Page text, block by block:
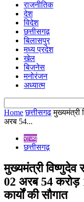
राजनीतिक
देश
विदेश
छत्तीसगढ़
बिलासपुर
मध्य प्रदेश
खेल
बिज़नेस
मनोरंजन
अध्यात्म
Home छत्तीसगढ़ मुख्यमंत्री
अरब 54...
राज्य
छत्तीसगढ़
मुख्यमंत्री विष्णुदेव
02 अरब 54
कार्यों की सौगात